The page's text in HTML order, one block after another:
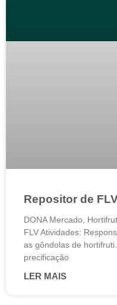
Repositor de
DONA Mercado,
FLV Atividades:
as gôndolas de
precificação
LER MAIS